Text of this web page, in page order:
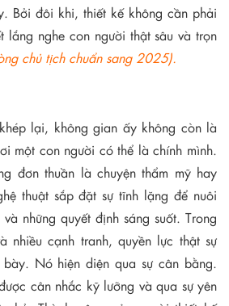
Bởi đôi khi, thiết kế không cần phải
lắng nghe con người thật sâu và trọn
chủ tịch chuẩn sang 2025).
lại, không gian ấy không còn là
một con người có thể là chính mình.
đơn thuần là chuyện thẩm mỹ hay
thuật sắp đặt sự tĩnh lặng để nuôi
những quyết định sáng suốt. Trong
nhiều cạnh tranh, quyền lực thật sự
Nó hiện diện qua sự cân bằng.
cân nhắc kỹ lưỡng và qua sự yên